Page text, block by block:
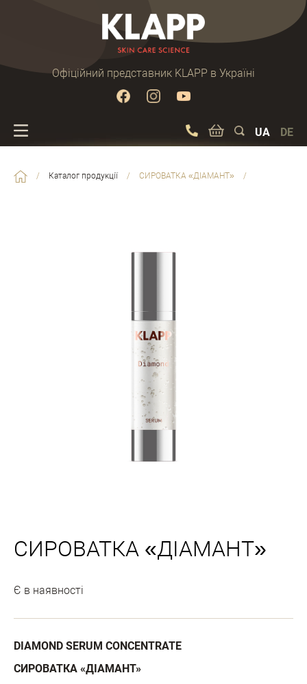
Офіційний представник KLAPP в Україні
UA DE
/ Каталог продукції / СИРОВАТКА «ДІАМАНТ» /
СИРОВАТКА «ДІАМАНТ»
Є в наявності
DIAMOND SERUM CONCENTRATE
СИРОВАТКА «ДІАМАНТ»